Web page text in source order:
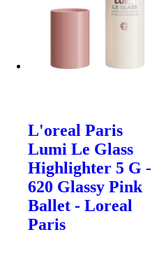
L'oreal Paris
Lumi Le Glass
Highlighter 5 G -
620 Glassy Pink
Ballet - Loreal
Paris